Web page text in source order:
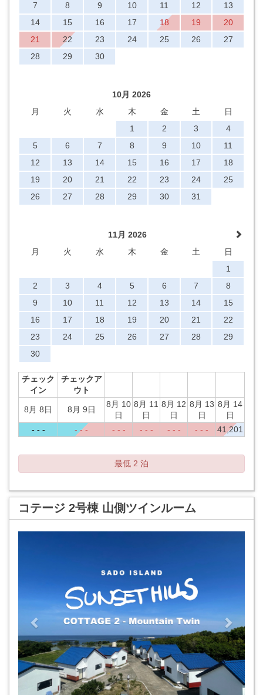
7
8 9 10 11 12
13
14
15 16 17 18 19
20
21
22 23 24 25 26
27
28
29 30
10月 2026
月
火 水 木 金 土
日
1
2 3
4
5
6 7 8 9 10
11
12
13 14 15 16 17
18
19
20 21 22 23 24
25
26
27 28 29 30 31
11月 2026
月
火 水 木 金 土
日
1
2
3 4 5 6 7
8
9
10 11 12 13 14
15
16
17 18 19 20 21
22
23
24 25 26 27 28
29
30
チェック
イン
チェックア
ウト
8月 8日 8月 9日
8月 10
日
8月 11
日
8月 12
日
8月 13
日
8月 14
日
- - -
- - - - - - - - - - - - - - - 41,201
最低 2 泊
コテージ 2号棟 山側ツインルーム